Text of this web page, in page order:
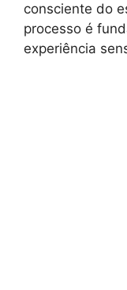
consciente do
processo é
experiência